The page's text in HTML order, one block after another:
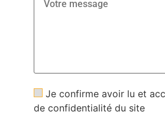
Je confirme avoir lu et
de confidentialité du site